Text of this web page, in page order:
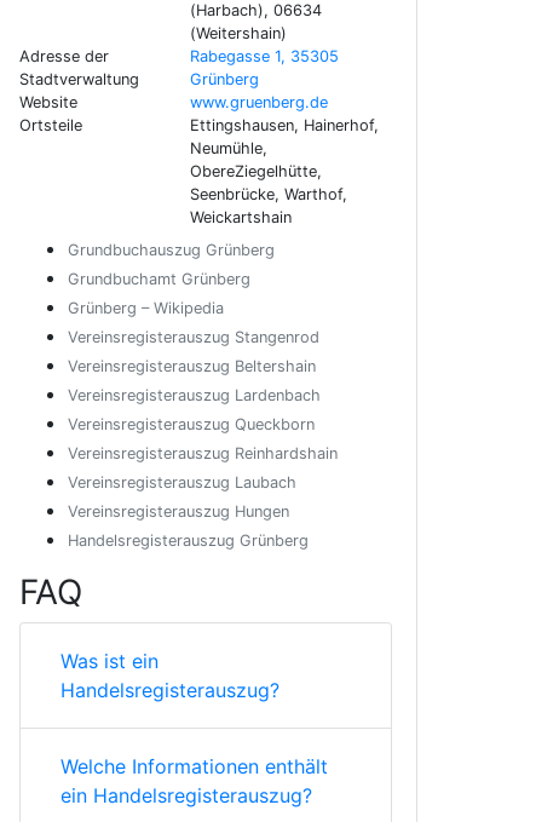
(Harbach), 06634
(Weitershain)
Adresse der
Stadtverwaltung
Rabegasse 1, 35305
Grünberg
Website
www.gruenberg.de
Ortsteile
Ettingshausen, Hainerhof,
Neumühle,
ObereZiegelhütte,
Seenbrücke, Warthof,
Weickartshain
Grundbuchauszug Grünberg
Grundbuchamt Grünberg
Grünberg – Wikipedia
Vereinsregisterauszug Stangenrod
Vereinsregisterauszug Beltershain
Vereinsregisterauszug Lardenbach
Vereinsregisterauszug Queckborn
Vereinsregisterauszug Reinhardshain
Vereinsregisterauszug Laubach
Vereinsregisterauszug Hungen
Handelsregisterauszug Grünberg
FAQ
Was ist ein
Handelsregisterauszug?
Welche Informationen enthält
ein Handelsregisterauszug?